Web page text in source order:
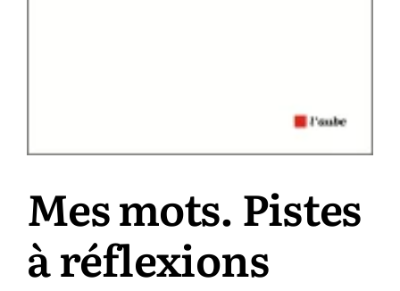
Mes mots. Pistes
à réflexions